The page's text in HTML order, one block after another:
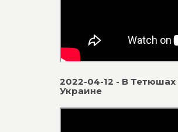
2022-04-12 - В
Украине